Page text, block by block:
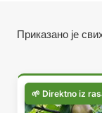
Приказано је